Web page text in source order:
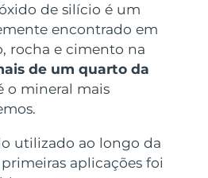
de silício é um
encontrado em
rocha e cimento na
de um quarto da
o mineral mais
utilizado ao longo da
aplicações foi
Bestsellers
Entrega prevista
Entrega prevista
Entrega prevista 8/13/26